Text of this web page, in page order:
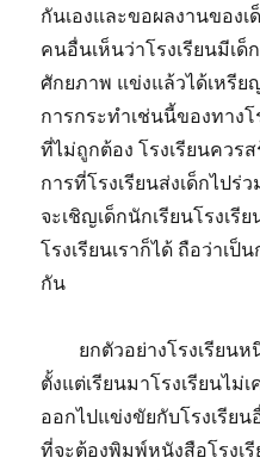
กันเองและขอผลงานของ
คนอื่นเห็นว่าโรงเรียนมีเด็
ศักยภาพ แข่งแล้วได้เหรีย
การกระทำเช่นนี้ของทางโ
ที่ไม่ถูกต้อง โรงเรียนควร
การที่โรงเรียนส่งเด็กไปร่
จะเชิญเด็กนักเรียนโรงเ
โรงเรียนเราก็ได้ ถือว่าเ
กัน
ยกตัวอย่างโรงเรียนห
ตั้งแต่เรียนมาโรงเรียนไม่
ออกไปแข่งขัยกับโรงเรีย
ที่จะต้องพิมพ์หนังสือโรงเ